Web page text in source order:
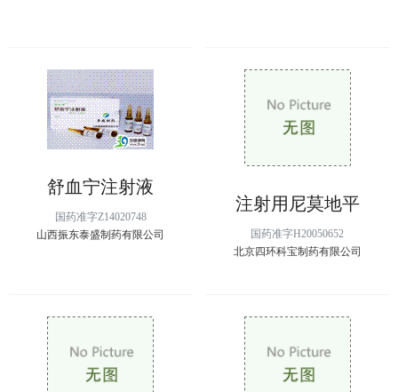
舒血宁注射液
国药准字Z14020748
山西振东泰盛制药有限公司
注射用尼莫地平
国药准字H20050652
北京四环科宝制药有限公司